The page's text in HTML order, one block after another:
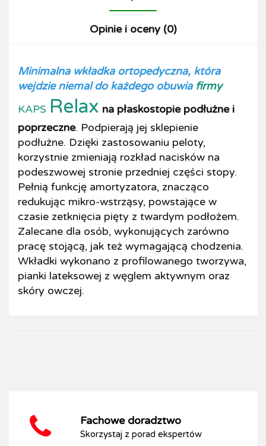
Opinie i oceny (0)
Minimalna wkładka ortopedyczna, która
wejdzie niemal do każdego obuwia firmy
KAPS Relax na płaskostopie podłużne i
poprzeczne. Podpierają jej sklepienie
podłużne. Dzięki zastosowaniu peloty,
korzystnie zmieniają rozkład nacisków na
podeszwowej stronie przedniej części stopy.
Pełnią funkcję amortyzatora, znacząco
redukując mikro-wstrząsy, powstające w
czasie zetknięcia pięty z twardym podłożem.
Zalecane dla osób, wykonujących zarówno
pracę stojącą, jak też wymagającą chodzenia.
Wkładki wykonano z profilowanego tworzywa,
pianki lateksowej z węglem aktywnym oraz
skóry owczej.
Fachowe doradztwo
Skorzystaj z porad ekspertów